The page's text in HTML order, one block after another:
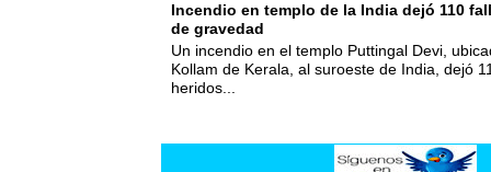
Incendio en templo de la India dejó 110
de gravedad
Un incendio en el templo Puttingal Devi,
Kollam de Kerala, al suroeste de India, dejó
heridos...